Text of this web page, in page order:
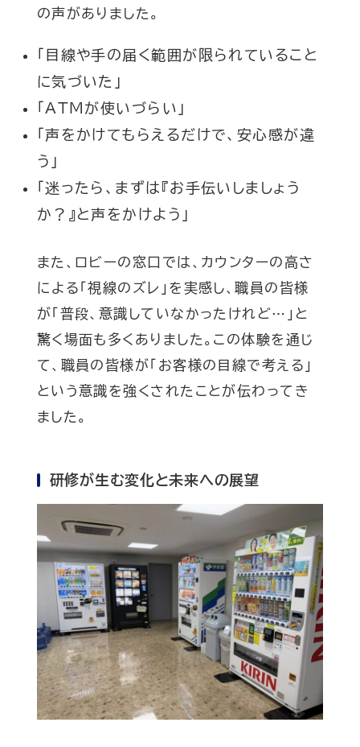
の声がありました。
「目線や手の届く範囲が限られていること
に気づいた」
「ATMが使いづらい」
「声をかけてもらえるだけで、安心感が違
う」
「迷ったら、まずは『お手伝いしましょう
か？』と声をかけよう」
また、ロビーの窓口では、カウンターの高さ
による「視線のズレ」を実感し、職員の皆様
が「普段、意識していなかったけれど…」と
驚く場面も多くありました。この体験を通じ
て、職員の皆様が「お客様の目線で考える」
という意識を強くされたことが伝わってき
ました。
研修が生む変化と未来への展望